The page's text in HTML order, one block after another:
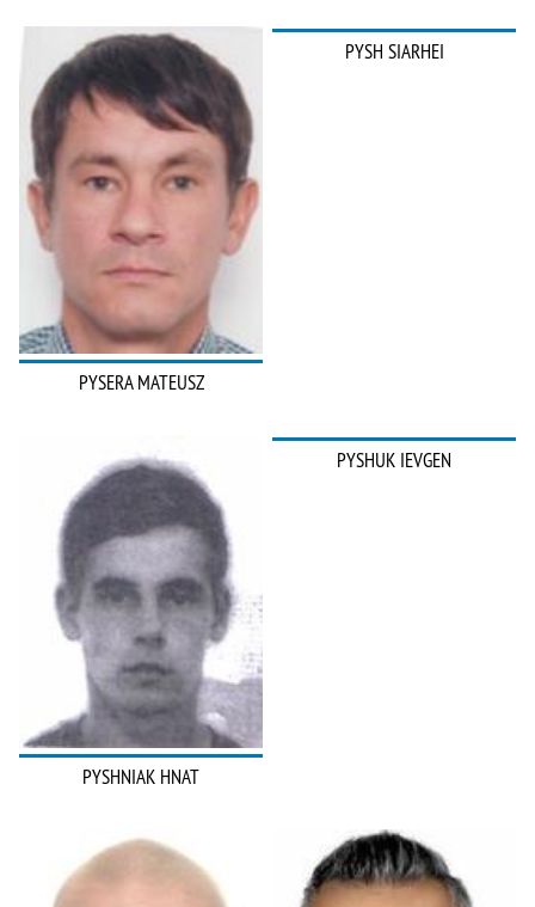
PYSERA MATEUSZ
PYSH SIARHEI
PYSHNIAK HNAT
PYSHUK IEVGEN